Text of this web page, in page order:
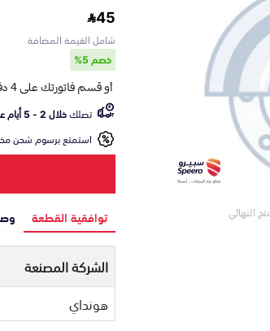
النهائي
45
شامل القيمة المضافة
خصم 5%
تصلكخلال 2 - 5 أيام عمل
استمتع برسوم شحن
توافقية القطعة
الشركة المصنعة
هونداي